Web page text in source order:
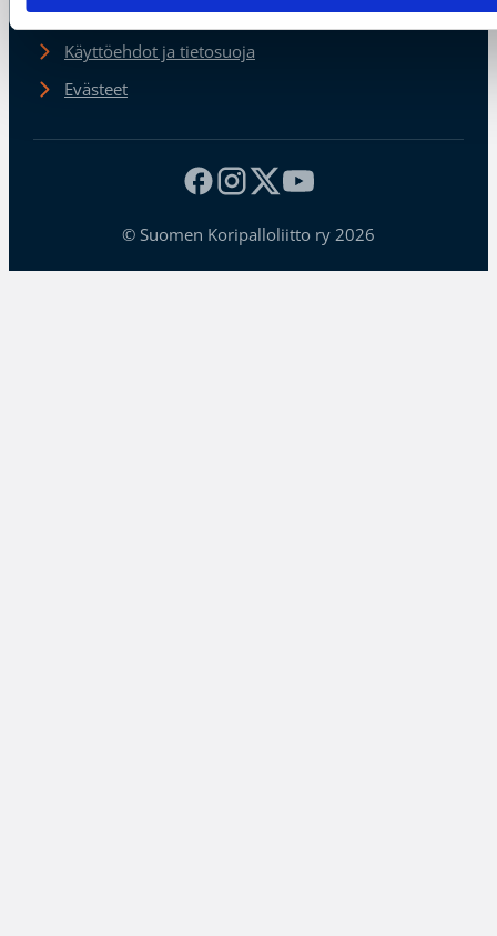
Laskutustiedot
Käyttöehdot ja tietosuoja
Evästeet
© Suomen Koripalloliitto ry 2026